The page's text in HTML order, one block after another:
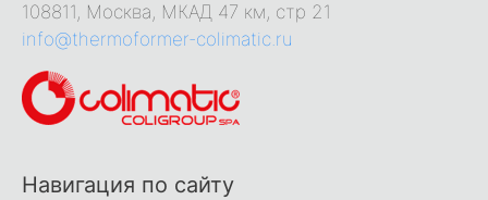
108811, Москва, МКАД 47 км, стр 21
info@thermoformer-colimatic.ru
Навигация по сайту